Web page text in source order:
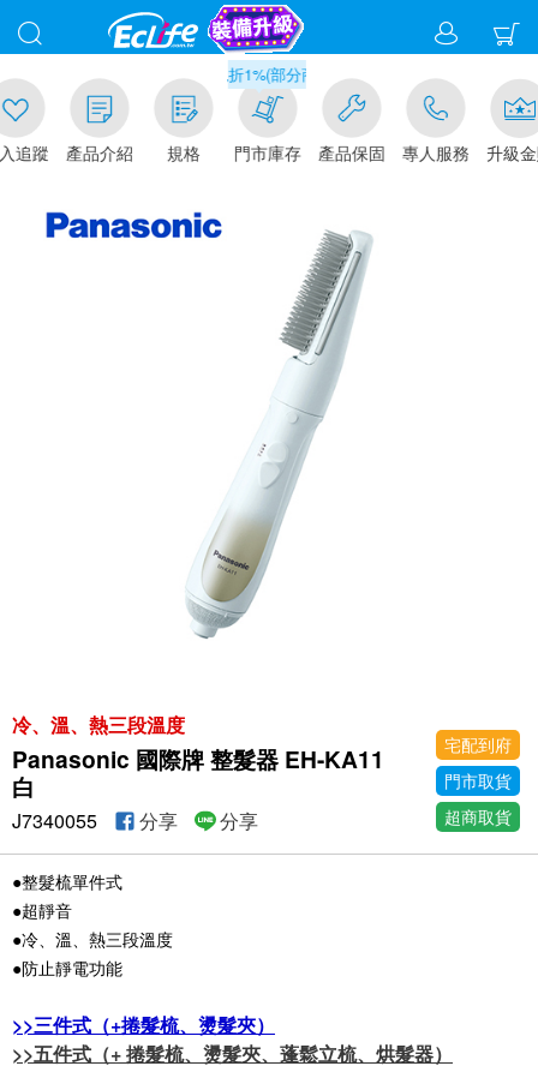
蹤 產品介紹 規格
滿千元門市取貨現折1%(部分商品不適用)-請點我看
門市庫存 產品保固 專人服務 升級金賺
冷、溫、熱三段溫度
Panasonic 國際牌 整髮器 EH-KA11
白
宅配到府
門市取貨
超商取貨
J7340055 分享 分享
●整髮梳單件式
●超靜音
●冷、溫、熱三段溫度
●防止靜電功能
>>三件式（+捲髮梳、燙髮夾）
>>五件式（+ 捲髮梳、燙髮夾、蓬鬆立梳、烘髮器）